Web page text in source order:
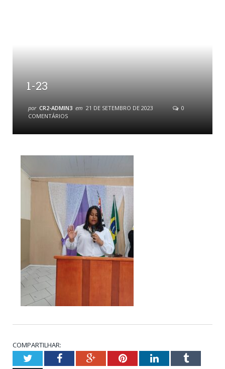
1-23
por CR2-ADMIN3 em 21 DE SETEMBRO DE 2023
0
COMENTÁRIOS
COMPARTILHAR:
TwitterFacebookGoogle+PinterestLinkedInTumblr